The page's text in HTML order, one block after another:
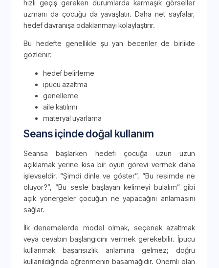
hızlı geçiş gereken durumlarda karmaşık görseller
uzmanı da çocuğu da yavaşlatır. Daha net sayfalar,
hedef davranışa odaklanmayı kolaylaştırır.
Bu hedefte genellikle şu yan beceriler de birlikte
gözlenir:
hedef belirleme
ipucu azaltma
genelleme
aile katılımı
materyal uyarlama
Seans içinde doğal kullanım
Seansa başlarken hedefi çocuğa uzun uzun
açıklamak yerine kısa bir oyun görevi vermek daha
işlevseldir. “Şimdi dinle ve göster”, “Bu resimde ne
oluyor?”, “Bu sesle başlayan kelimeyi bulalım” gibi
açık yönergeler çocuğun ne yapacağını anlamasını
sağlar.
İlk denemelerde model olmak, seçenek azaltmak
veya cevabın başlangıcını vermek gerekebilir. İpucu
kullanmak başarısızlık anlamına gelmez; doğru
kullanıldığında öğrenmenin basamağıdır. Önemli olan